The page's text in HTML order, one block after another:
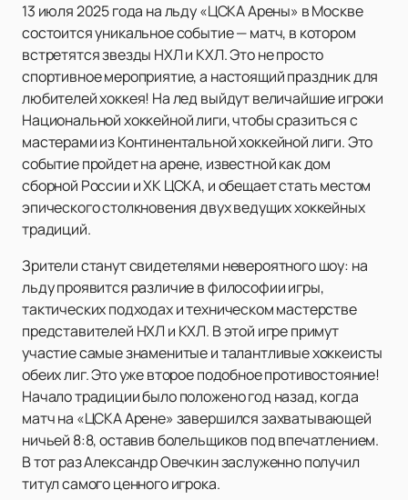
13 июля 2025 года на льду «ЦСКА Арены» в Москве
состоится уникальное событие — матч, в котором
встретятся звезды НХЛ и КХЛ. Это не просто
спортивное мероприятие, а настоящий праздник для
любителей хоккея! На лед выйдут величайшие игроки
Национальной хоккейной лиги, чтобы сразиться с
мастерами из Континентальной хоккейной лиги. Это
событие пройдет на арене, известной как дом
сборной России и ХК ЦСКА, и обещает стать местом
эпического столкновения двух ведущих хоккейных
традиций.
Зрители станут свидетелями невероятного шоу: на
льду проявится различие в философии игры,
тактических подходах и техническом мастерстве
представителей НХЛ и КХЛ. В этой игре примут
участие самые знаменитые и талантливые хоккеисты
обеих лиг. Это уже второе подобное противостояние!
Начало традиции было положено год назад, когда
матч на «ЦСКА Арене» завершился захватывающей
ничьей 8:8, оставив болельщиков под впечатлением.
В тот раз Александр Овечкин заслуженно получил
титул самого ценного игрока.